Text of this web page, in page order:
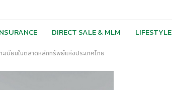
DIRECT SALE & MLM LIFESTYLE
เบียนในตลาดหลักทรัพย์แห่งประเทศไทย